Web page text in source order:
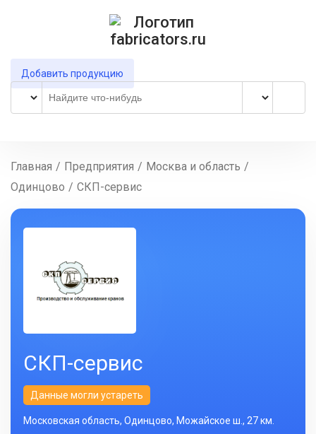
Добавить продукцию
Главная / Предприятия / Москва и область /
Одинцово / СКП-сервис
СКП-сервис
Данные могли устареть
Московская область, Одинцово, Можайское ш., 27 км.